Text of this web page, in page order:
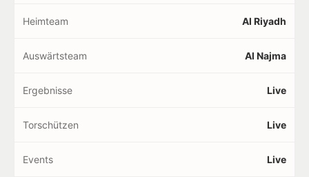
Heimteam Al Riyadh
Auswärtsteam Al Najma
Ergebnisse Live
Torschützen Live
Events Live